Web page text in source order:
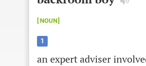
NOUN
1
anexpertadviser